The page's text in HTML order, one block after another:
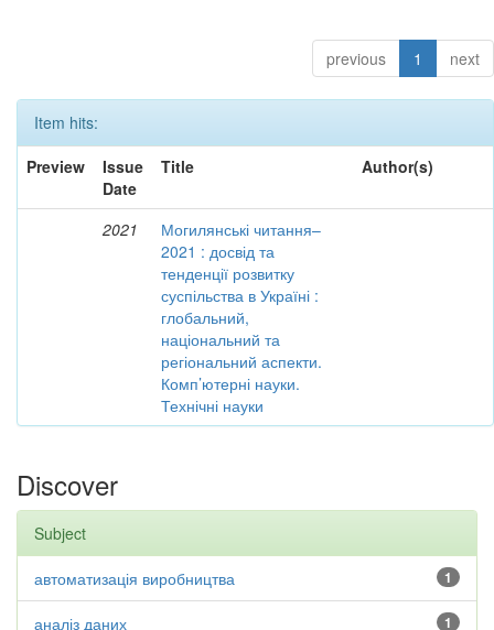
previous 1 next
Item hits:
Preview
Issue
Date
Title Author(s)
2021
Могилянські читання–
2021 : досвід та
тенденції розвитку
суспільства в Україні :
глобальний,
національний та
регіональний аспекти.
Комп’ютерні науки.
Технічні науки
Discover
Subject
1
автоматизація виробництва
1
аналіз даних